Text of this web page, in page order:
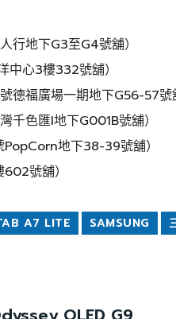
行地下G3至G4號舖）
中心3樓332號舖）
德福廣場一期地下G56-57號
千色匯I地下G001B號舖）
地下38-39號舖）
號舖）
A7 LITE SAMSUNG